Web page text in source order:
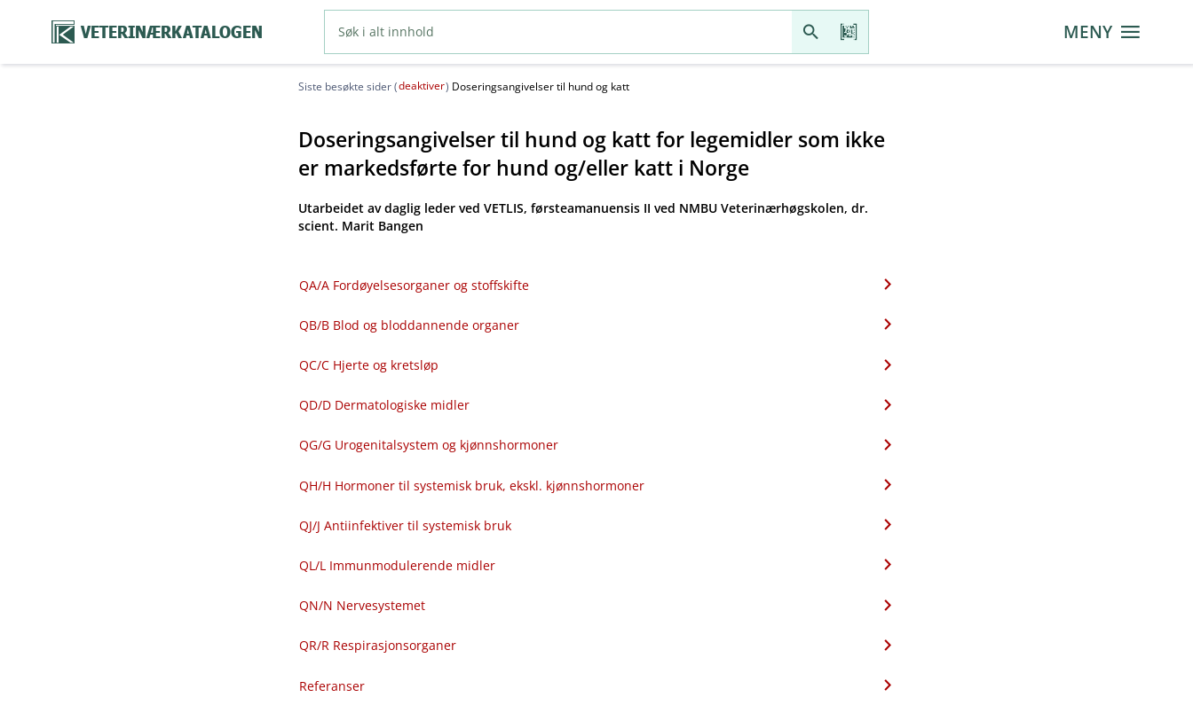
VETERINÆRKATALOGEN MENY
Siste besøkte sider (deaktiver) Doseringsangivelser til hund og katt
Doseringsangivelser til hund og katt for legemidler som ikke
er markedsførte for hund og​/​eller katt i Norge
Utarbeidet av daglig leder ved VETLIS, førsteamanuensis II ved NMBU Veterinærhøgskolen, dr.
scient. Marit Bangen
QA​/​A Fordøyelsesorganer og stoffskifte
QB​/​B Blod og bloddannende organer
QC​/​C Hjerte og kretsløp
QD​/​D Dermatologiske midler
QG​/​G Urogenitalsystem og kjønnshormoner
QH​/​H Hormoner til systemisk bruk, ekskl. kjønnshormoner
QJ​/​J Antiinfektiver til systemisk bruk
QL​/​L Immunmodulerende midler
QN​/​N Nervesystemet
QR​/​R Respirasjonsorganer
Referanser